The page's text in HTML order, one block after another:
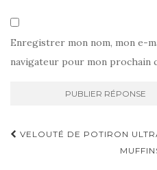
Enregistrer mon nom, mon e-
navigateur pour mon prochain
Navigation
VELOUTÉ DE POTIRON